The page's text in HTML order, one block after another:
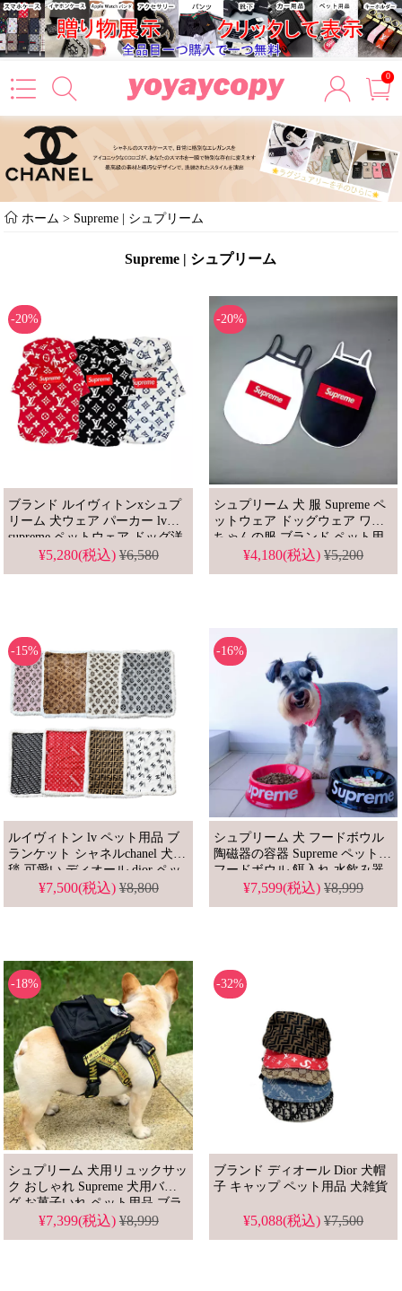
0
ホーム > Supreme | シュプリーム
Supreme | シュプリーム
-20%
ブランド ルイヴィトンxシュプ
リーム 犬ウェア パーカー lv
supreme ペットウェア ドッグ洋
服 パロディ風
¥5,280(税込)¥6,580
-20%
シュプリーム 犬 服 Supreme ペ
ットウェア ドッグウェア ワン
ちゃんの服 ブランド ペット用
品 トレーナー 小型犬服 中型犬
¥4,180(税込)¥5,200
-15%
ルイヴィトン lv ペット用品 ブ
ランケット シャネルchanel 犬絨
毯 可愛い ディオール dior ペッ
ト用毛布 フェンディfendi 犬雑
¥7,500(税込)¥8,800
-16%
シュプリーム 犬 フードボウル
陶磁器の容器 Supreme ペット
フードボウル 餌入れ 水飲み器
給水器 SUPREME 犬用品 灰皿
¥7,599(税込)¥8,999
-18%
シュプリーム 犬用リュックサッ
ク おしゃれ Supreme 犬用バッ
グ お菓子いれ ペット用品 ブラ
ンド 犬用品 大人気
¥7,399(税込)¥8,999
-32%
ブランド ディオール Dior 犬帽
子 キャップ ペット用品 犬雑貨
¥5,088(税込)¥7,500